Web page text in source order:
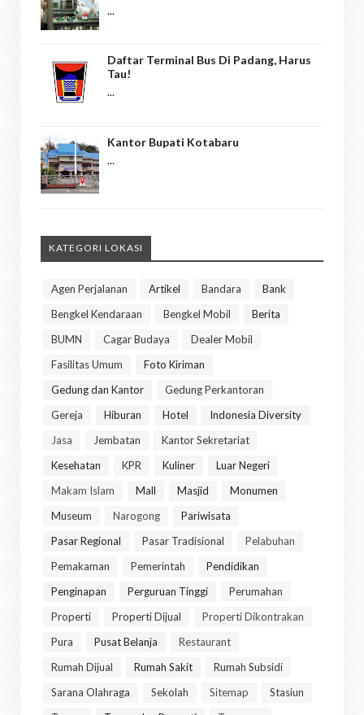
...
Daftar Terminal Bus Di Padang, Harus
Tau!
...
Kantor Bupati Kotabaru
...
KATEGORI LOKASI
Agen Perjalanan Artikel Bandara
Bank
Bengkel Kendaraan
Bengkel Mobil
Berita
BUMN
Cagar Budaya
Dealer Mobil
Fasilitas Umum
Foto Kiriman
Gedung dan Kantor
Gedung Perkantoran
Gereja
Hiburan Hotel
Indonesia Diversity
Jasa
Jembatan
Kantor Sekretariat
Kesehatan
KPR Kuliner
Luar Negeri
Makam Islam
Mall Masjid
Monumen
Museum
Narogong
Pariwisata
Pasar Regional
Pasar Tradisional
Pelabuhan
Pemakaman
Pemerintah
Pendidikan
Penginapan
Perguruan Tinggi
Perumahan
Properti
Properti Dijual
Properti Dikontrakan
Pura
Pusat Belanja
Restaurant
Rumah Dijual
Rumah Sakit
Rumah Subsidi
Sarana Olahraga
Sekolah Sitemap
Stasiun